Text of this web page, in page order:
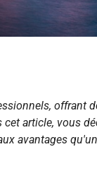
offrant
cet article, vous
avantages